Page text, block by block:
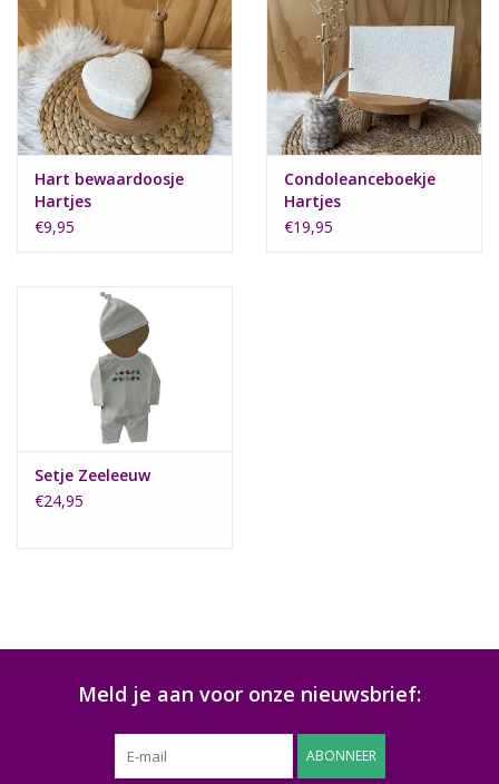
Hart bewaardoosje
Hartjes
€9,95
Condoleanceboekje
Hartjes
€19,95
Setje Zeeleeuw
€24,95
Meld je aan voor onze nieuwsbrief:
ABONNEER